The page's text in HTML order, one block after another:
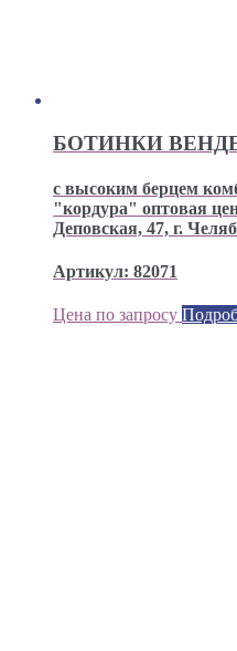
БОТИНКИ
с высоким берцем
"кордура" оптовая
Деповская, 47, г.
Артикул: 82071
Цена по запросу